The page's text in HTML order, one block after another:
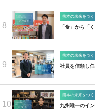
8
熊本の未来をつく
「食」から「
9
熊本の未来をつく
社員を信頼し
10
熊本の未来をつく
九州唯一のイ